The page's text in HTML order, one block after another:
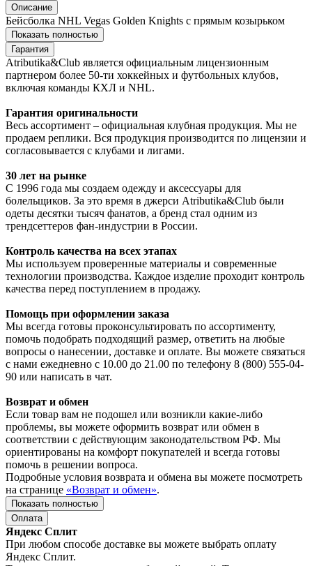
Описание
Бейсболка NHL Vegas Golden Knights с прямым козырьком
Показать полностью
Гарантия
Atributika&Club является официальным лицензионным
партнером более 50-ти хоккейных и футбольных клубов,
включая команды КХЛ и NHL.
Гарантия оригинальности
Весь ассортимент – официальная клубная продукция. Мы не
продаем реплики. Вся продукция производится по лицензии и
согласовывается с клубами и лигами.
30 лет на рынке
С 1996 года мы создаем одежду и аксессуары для
болельщиков. За это время в джерси Atributika&Club были
одеты десятки тысяч фанатов, а бренд стал одним из
трендсеттеров фан-индустрии в России.
Контроль качества на всех этапах
Мы используем проверенные материалы и современные
технологии производства. Каждое изделие проходит контроль
качества перед поступлением в продажу.
Помощь при оформлении заказа
Мы всегда готовы проконсультировать по ассортименту,
помочь подобрать подходящий размер, ответить на любые
вопросы о нанесении, доставке и оплате. Вы можете связаться
с нами ежедневно с 10.00 до 21.00 по телефону 8 (800) 555-04-
90 или написать в чат.
Возврат и обмен
Если товар вам не подошел или возникли какие-либо
проблемы, вы можете оформить возврат или обмен в
соответствии с действующим законодательством РФ. Мы
ориентированы на комфорт покупателей и всегда готовы
помочь в решении вопроса.
Подробные условия возврата и обмена вы можете посмотреть
на странице «Возврат и обмен».
Показать полностью
Оплата
Яндекс Сплит
При любом способе доставке вы можете выбрать оплату
Яндекс Сплит.